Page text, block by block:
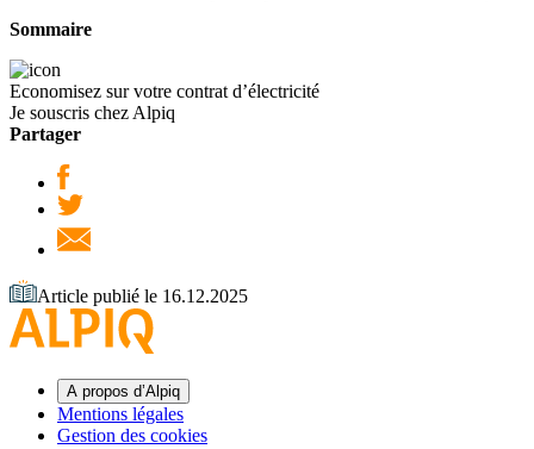
Sommaire
Economisez sur votre contrat d’électricité
Je souscris chez Alpiq
Partager
Article publié le 16.12.2025
A propos d’Alpiq
Mentions légales
Gestion des cookies